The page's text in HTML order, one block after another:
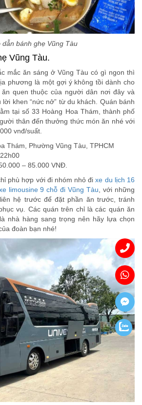
dẫn bánh ghẹ Vũng Tàu
Vũng Tàu.
mắc ăn sáng ở Vũng Tàu có gì ngon thì
phương là một gợi ý không tồi dành cho
quen thuộc của người dân nơi đây và
khen “nức nở” từ du khách. Quán bánh
tại số 33 Hoàng Hoa Thám, thành phố
thân đến thưởng thức món ăn nhé với
vnđ/suất.
Thám, Phường Vũng Tàu, TPHCM
– 85.000 VNĐ.
phù hợp với đi nhóm nhỏ đixe du lịch 16
limousine 9 chỗ đi Vũng Tàu , với những
hệ trước để đặt phần ăn trước, tránh
vụ. Các quán trên chỉ là các quán ăn
nhà hàng sang trọng nên hãy lựa chọn
đoàn bạn nhé!